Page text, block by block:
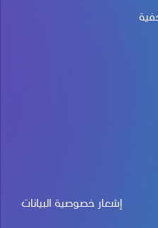
إشعار خصوصية البيانات